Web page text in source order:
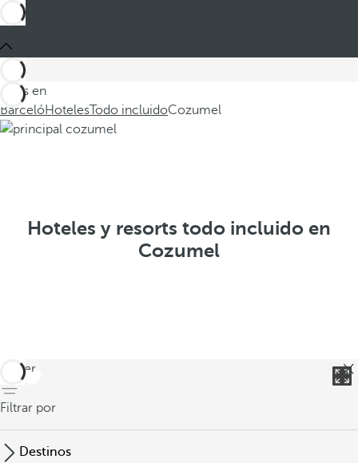
Estás en
BarcelóHotelesTodo incluidoCozumel
Hoteles y resorts todo incluido en
Cozumel
volver
Filtrar por
Destinos